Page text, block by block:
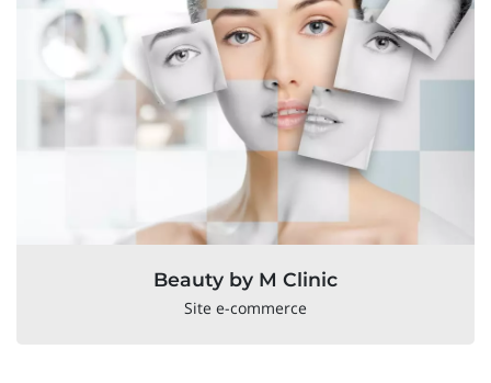
Beauty by M Clinic
Site e-commerce